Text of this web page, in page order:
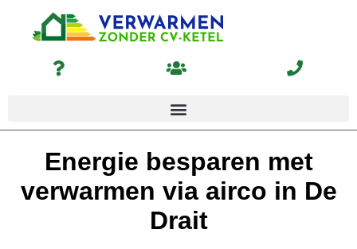
Energie besparen met
verwarmen via airco in De
Drait